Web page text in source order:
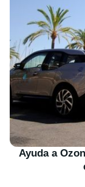
Ayuda a